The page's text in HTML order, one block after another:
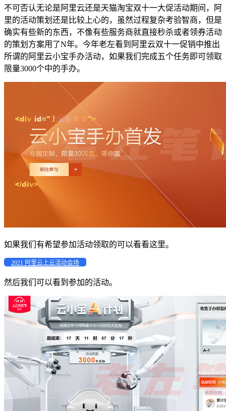
不可否认无论是阿里云还是天猫淘宝双十一大促活动期间，阿
里的活动策划还是比较上心的，虽然过程复杂考验智商，但是
确实有些新的东西，不像有些服务商就直接秒杀或者领券活动
的策划方案用了N年。今年老左看到阿里云双十一促销中推出
所谓的阿里云小宝手办活动，如果我们完成五个任务即可领取
限量3000个中的手办。
如果我们有希望参加活动领取的可以看看这里。
2021 阿里云上云活动会场
然后我们可以看到参加的活动。